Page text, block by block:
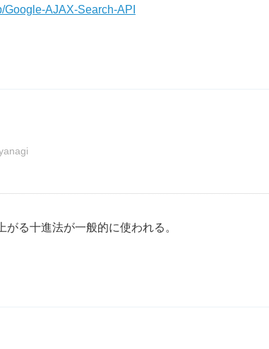
Google-AJAX-Search-API
る十進法が一般的に使われる。